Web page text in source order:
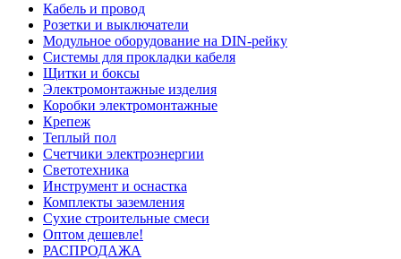
Кабель и провод
Розетки и выключатели
Модульное оборудование на DIN-рейку
Системы для прокладки кабеля
Щитки и боксы
Электромонтажные изделия
Коробки электромонтажные
Крепеж
Теплый пол
Счетчики электроэнергии
Светотехника
Инструмент и оснастка
Комплекты заземления
Сухие строительные смеси
Оптом дешевле!
РАСПРОДАЖА